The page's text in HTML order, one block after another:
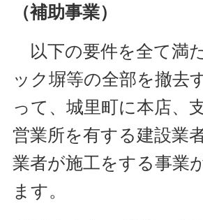
（補助事業）
以下の要件を全て満
ック塀等の全部を撤去
って、城里町に本店、
営業所を有する建設業
業者が施工をする事業
ます。